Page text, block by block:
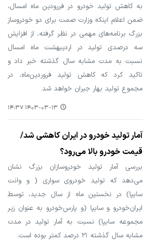
به کاهش تولید خودرو در فررودین ماه امسال،
ضمن اعلام اینکه وزارت صمت برای دو خودروساز
بزرگ برنامه‌های مهمی در نظر گرفته، از افزایش
سه درصدی تولید در اردیبهشت ماه امسال
نسبت به مدت مشابه سال گذشته خبر داد و
تاکید کرد که کاهش تولید فروردین‌ماه، در
مجموع تولید بهار جبران خواهد شد.
۱۴۰۳-۰۳-۱۳ ۱۴:۳۷
آمار تولید خودرو در ایران کاهشی شد/
قیمت خودرو بالا می‌رود؟
بررسی آمار تولید خودروسازان بزرگ نشان
می‌دهد که تولید خودروی سواری ( و وانت
سایپا) در نخستین ماه از سال جدید، توسط
ایران‌خودرو و سایپا (و پارس‌خودرو به عنوان زیر
مجموعه سایپا) نسبت به آمار تولید در مدت
مشابه سال گذشته ۲۱ درصد کمتر بوده است.